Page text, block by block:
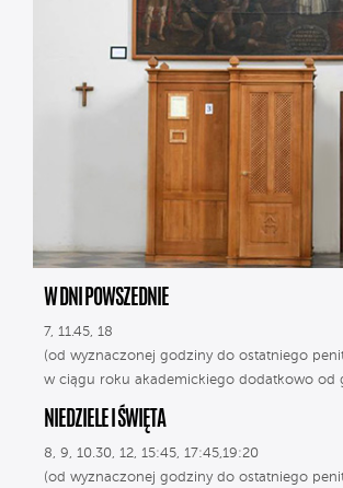
W DNI POWSZEDNIE
7, 11.45, 18
(od wyznaczonej godziny do ostatniego
w ciągu roku akademickiego dodatkowo od
NIEDZIELE I ŚWIĘTA
8, 9, 10.30, 12, 15:45, 17:45,19:20
(od wyznaczonej godziny do ostatniego